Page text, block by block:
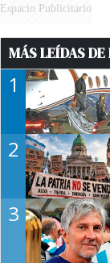
Espacio Publicitario
MÁS LEÍDAS DE
1
2
3